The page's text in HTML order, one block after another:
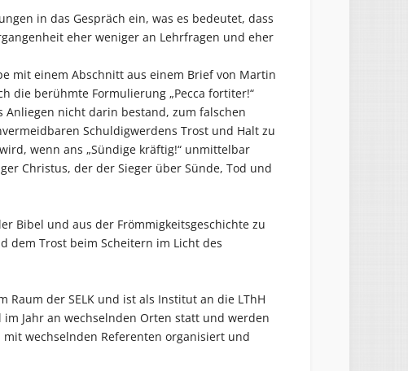
in das Gespräch ein, was es bedeutet, dass
eher weniger an Lehrfragen und eher
mit einem Abschnitt aus einem Brief von Martin
die berühmte Formulierung „Pecca fortiter!“
Anliegen nicht darin bestand, zum falschen
Schuldigwerdens Trost und Halt zu
wenn ans „Sündige kräftig!“ unmittelbar
Christus, der der Sieger über Sünde, Tod und
Bibel und aus der Frömmigkeitsgeschichte zu
dem Trost beim Scheitern im Licht des
der SELK und ist als Institut an die LThH
Jahr an wechselnden Orten statt und werden
wechselnden Referenten organisiert und